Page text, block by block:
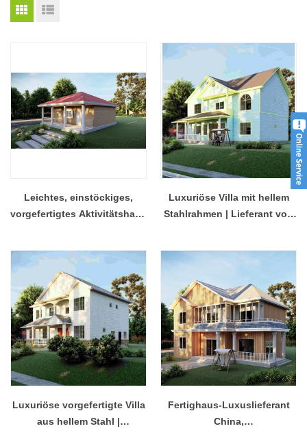
Leichtes, einstöckiges,
vorgefertigtes Aktivitätshaus
Luxuriöse Villa mit hellem
Stahlrahmen | Lieferant von
Luxuriöse vorgefertigte Villa
aus hellem Stahl |
Fertighaus-Luxuslieferant
China,